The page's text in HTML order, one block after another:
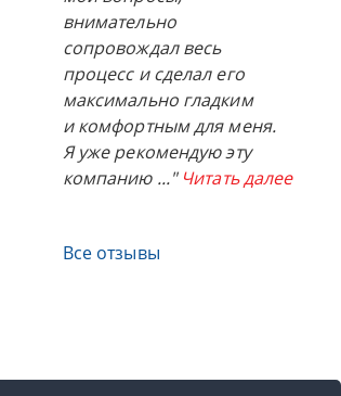
внимательно
сопровождал весь
процесс и сделал его
максимально гладким
и комфортным для меня.
Я уже рекомендую эту
компанию ..." Читать далее
Все отзывы